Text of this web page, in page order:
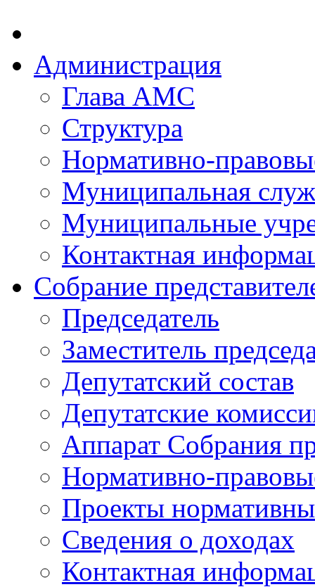
Администрация
Глава АМС
Структура
Нормативно-
Муниципальная
Муниципальные
Контактная
Собрание
Председатель
Заместитель
Депутатский состав
Депутатские
Аппарат Собрания
Нормативно-
Проекты
Сведения о доходах
Контактная